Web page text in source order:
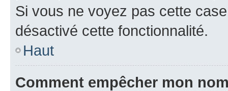
Si vous ne voyez pas cette
désactivé cette fonctionnalité.
Haut
Comment empêcher mon